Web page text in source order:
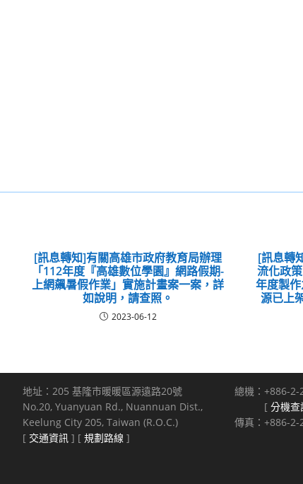
[訊息轉知]有關高雄市政府教育局辦理
「112年度『高雄數位學園』網路假期-
上網飆暑假作業」實施計畫案一案，詳
如說明，請查照。
2023-06-12
[訊息轉
流化政
年度製
源已上
地址：205 基隆市暖暖區源遠路20號
No.20, Yuanyuan Rd., Nuannuan Dist.,
Keelung City 205, Taiwan (R.O.C.)
[ 交通資訊 ] [ 規劃路線 ]
總機：+886-2-
[ 分機查
傳真：+886-2-